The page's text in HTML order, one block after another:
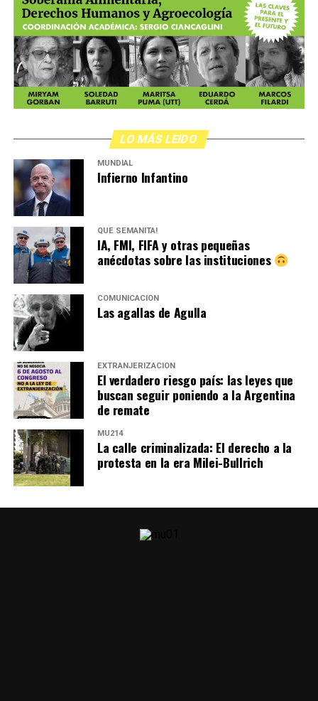
LO MÁS LEIDO
MUNDIAL
Infierno Infantino
QUÉ SEMANITA!
IA, FMI, FIFA y otras pequeñas
anécdotas sobre las instituciones
COMUNICACIÓN
Las agallas de Agulla
EXTRANJERIZACIÓN
El verdadero riesgo país: las leyes que
buscan seguir poniendo a la Argentina
de remate
MU214
La calle criminalizada: El derecho a la
protesta en la era Milei-Bullrich